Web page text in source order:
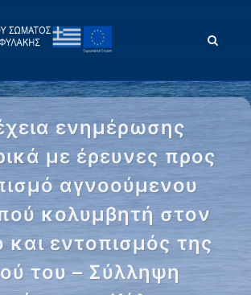
ενημέρωσης
με έρευνες προς
αγνοούμενου
κολυμβητή στον
και εντοπισμός της
του – Σύλληψη